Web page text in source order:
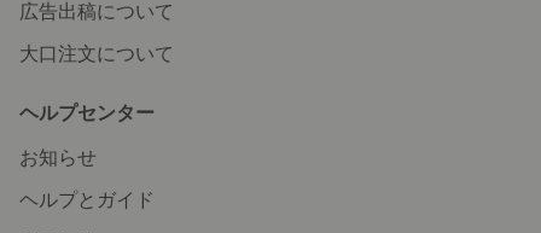
広告出稿について
大口注文について
ヘルプセンター
お知らせ
ヘルプとガイド